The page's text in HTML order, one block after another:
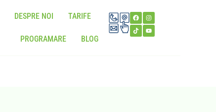
DESPRE NOI TARIFE
PROGRAMARE BLOG